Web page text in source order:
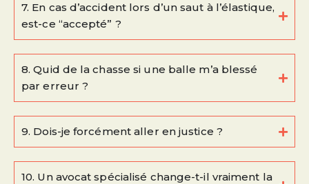
7. En cas d’accident lors d’un saut à l’élastique,
est-ce “accepté” ?
8. Quid de la chasse si une balle m’a blessé
par erreur ?
9. Dois-je forcément aller en justice ?
10. Un avocat spécialisé change-t-il vraiment la